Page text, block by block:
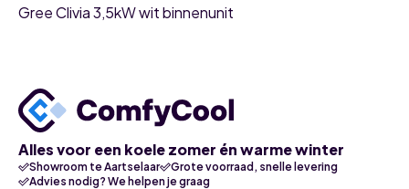
Gree Clivia 3,5kW wit binnenunit
Alles voor een koele zomer én warme winter
Showroom te Aartselaar
Grote voorraad, snelle levering
Advies nodig? We helpen je graag